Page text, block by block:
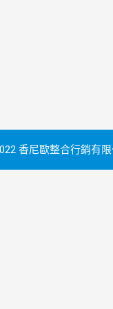
香尼歐整合行銷有